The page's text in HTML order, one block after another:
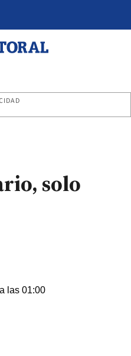
solo
las 01:00